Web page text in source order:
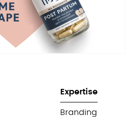
Identité de
Design packaging
Activation terrain
Expertise
Branding